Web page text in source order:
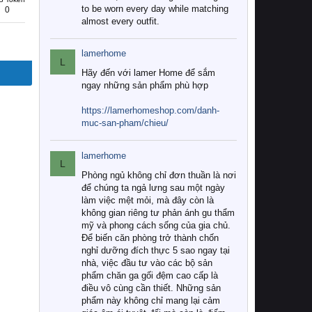
0
to be worn every day while matching
almost every outfit.
L
lamerhome
Hãy đến với lamer Home để sắm
ngay những sản phẩm phù hợp
https://lamerhomeshop.com/danh-
muc-san-pham/chieu/
L
lamerhome
Phòng ngủ không chỉ đơn thuần là nơi
để chúng ta ngả lưng sau một ngày
làm việc mệt mỏi, mà đây còn là
không gian riêng tư phản ánh gu thẩm
mỹ và phong cách sống của gia chủ.
Để biến căn phòng trở thành chốn
nghỉ dưỡng đích thực 5 sao ngay tại
nhà, việc đầu tư vào các bộ sản
phẩm chăn ga gối đệm cao cấp là
điều vô cùng cần thiết. Những sản
phẩm này không chỉ mang lại cảm